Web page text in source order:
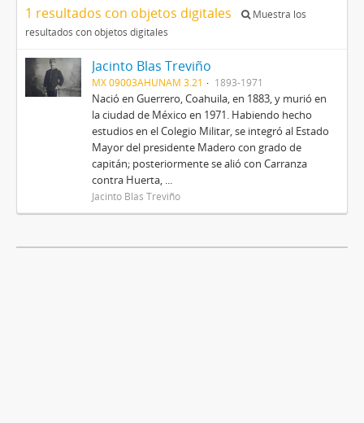
1 resultados con objetos digitales
Muestra los
resultados con objetos digitales
Jacinto Blas Treviño
MX 09003AHUNAM 3.21 1893-1971
Nació en Guerrero, Coahuila, en 1883, y murió en
la ciudad de México en 1971. Habiendo hecho
estudios en el Colegio Militar, se integró al Estado
Mayor del presidente Madero con grado de
capitán; posteriormente se alió con Carranza
contra Huerta, ...
Jacinto Blas Treviño